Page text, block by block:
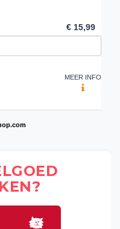
€ 15,99
MEER INFO